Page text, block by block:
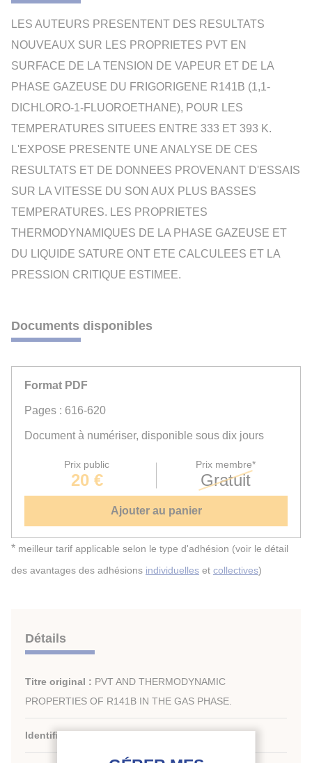
LES AUTEURS PRESENTENT DES RESULTATS
NOUVEAUX SUR LES PROPRIETES PVT EN
SURFACE DE LA TENSION DE VAPEUR ET DE LA
PHASE GAZEUSE DU FRIGORIGENE R141B (1,1-
DICHLORO-1-FLUOROETHANE), POUR LES
TEMPERATURES SITUEES ENTRE 333 ET 393 K.
L'EXPOSE PRESENTE UNE ANALYSE DE CES
RESULTATS ET DE DONNEES PROVENANT D'ESSAIS
SUR LA VITESSE DU SON AUX PLUS BASSES
TEMPERATURES. LES PROPRIETES
THERMODYNAMIQUES DE LA PHASE GAZEUSE ET
DU LIQUIDE SATURE ONT ETE CALCULEES ET LA
PRESSION CRITIQUE ESTIMEE.
Documents disponibles
Format PDF
Pages : 616-620
Document à numériser, disponible sous dix jours
Prix public
20 €
Prix membre*
Gratuit
Ajouter au panier
* meilleur tarif applicable selon le type d'adhésion (voir le détail
des avantages des adhésions individuelles et collectives)
Détails
Titre original : PVT AND THERMODYNAMIC
PROPERTIES OF R141B IN THE GAS PHASE.
Identifiant de la fiche :